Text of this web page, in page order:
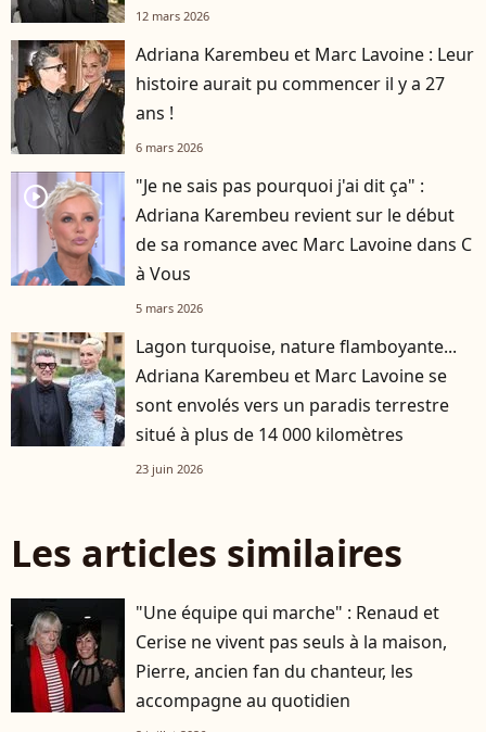
12 mars 2026
Adriana Karembeu et Marc Lavoine : Leur
histoire aurait pu commencer il y a 27
ans !
6 mars 2026
player2
"Je ne sais pas pourquoi j'ai dit ça" :
Adriana Karembeu revient sur le début
de sa romance avec Marc Lavoine dans C
à Vous
5 mars 2026
Lagon turquoise, nature flamboyante...
Adriana Karembeu et Marc Lavoine se
sont envolés vers un paradis terrestre
situé à plus de 14 000 kilomètres
23 juin 2026
Les articles similaires
"Une équipe qui marche" : Renaud et
Cerise ne vivent pas seuls à la maison,
Pierre, ancien fan du chanteur, les
accompagne au quotidien